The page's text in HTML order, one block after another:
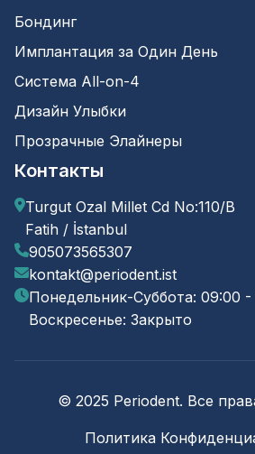
Бондинг
Имплантация за Один День
Система All-on-4
Дизайн Улыбки
Прозрачные Элайнеры
Контакты
Turgut Ozal Millet Cd No:110/B
Fatih / İstanbul
905073565307
kontakt@periodent.ist
Понедельник-Суббота: 09:00 -
Воскресенье: Закрыто
© 2025 Periodent. Все
Политика